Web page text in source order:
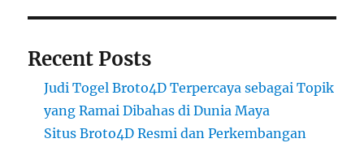
Recent Posts
Judi Togel Broto4D Terpercaya sebagai Topik
yang Ramai Dibahas di Dunia Maya
Situs Broto4D Resmi dan Perkembangan